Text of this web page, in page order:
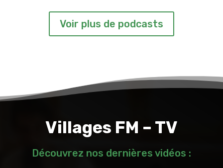
Voir plus de podcasts
Villages FM – TV
Découvrez nos dernières vidéos :